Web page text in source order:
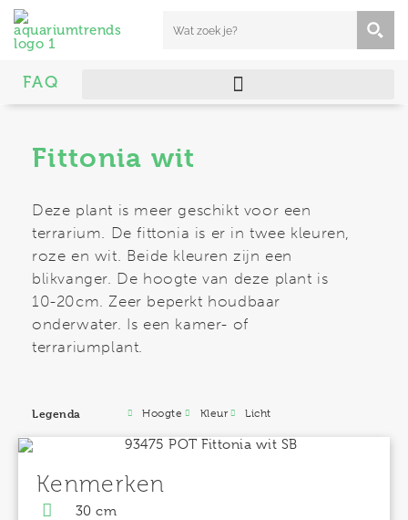
FAQ
Fittonia wit
Deze plant is meer geschikt voor een
terrarium. De fittonia is er in twee kleuren,
roze en wit. Beide kleuren zijn een
blikvanger. De hoogte van deze plant is
10-20cm. Zeer beperkt houdbaar
onderwater. Is een kamer- of
terrariumplant.
Legenda Hoogte Kleur Licht
Kenmerken
30 cm